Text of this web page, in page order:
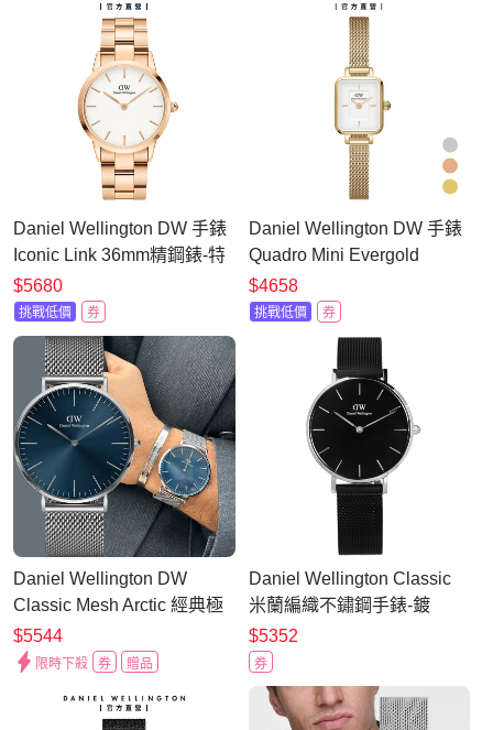
Daniel Wellington DW 手錶
Iconic Link 36mm精鋼錶-特
調玫瑰金 DW00100209
$5680
挑戰低價 券
Daniel Wellington DW 手錶
Quadro Mini Evergold
15x18mm 方糖系列金屬小
方錶(三色任選)
$4658
挑戰低價 券
Daniel Wellington DW
Classic Mesh Arctic 經典極
簡美學米蘭帶手錶 七夕浪漫
購 送禮首選-40mm/銀框
$5544
限時下殺 券 贈品
Daniel Wellington Classic
米蘭編織不鏽鋼手錶-鍍
黑/32mm
$5352
券